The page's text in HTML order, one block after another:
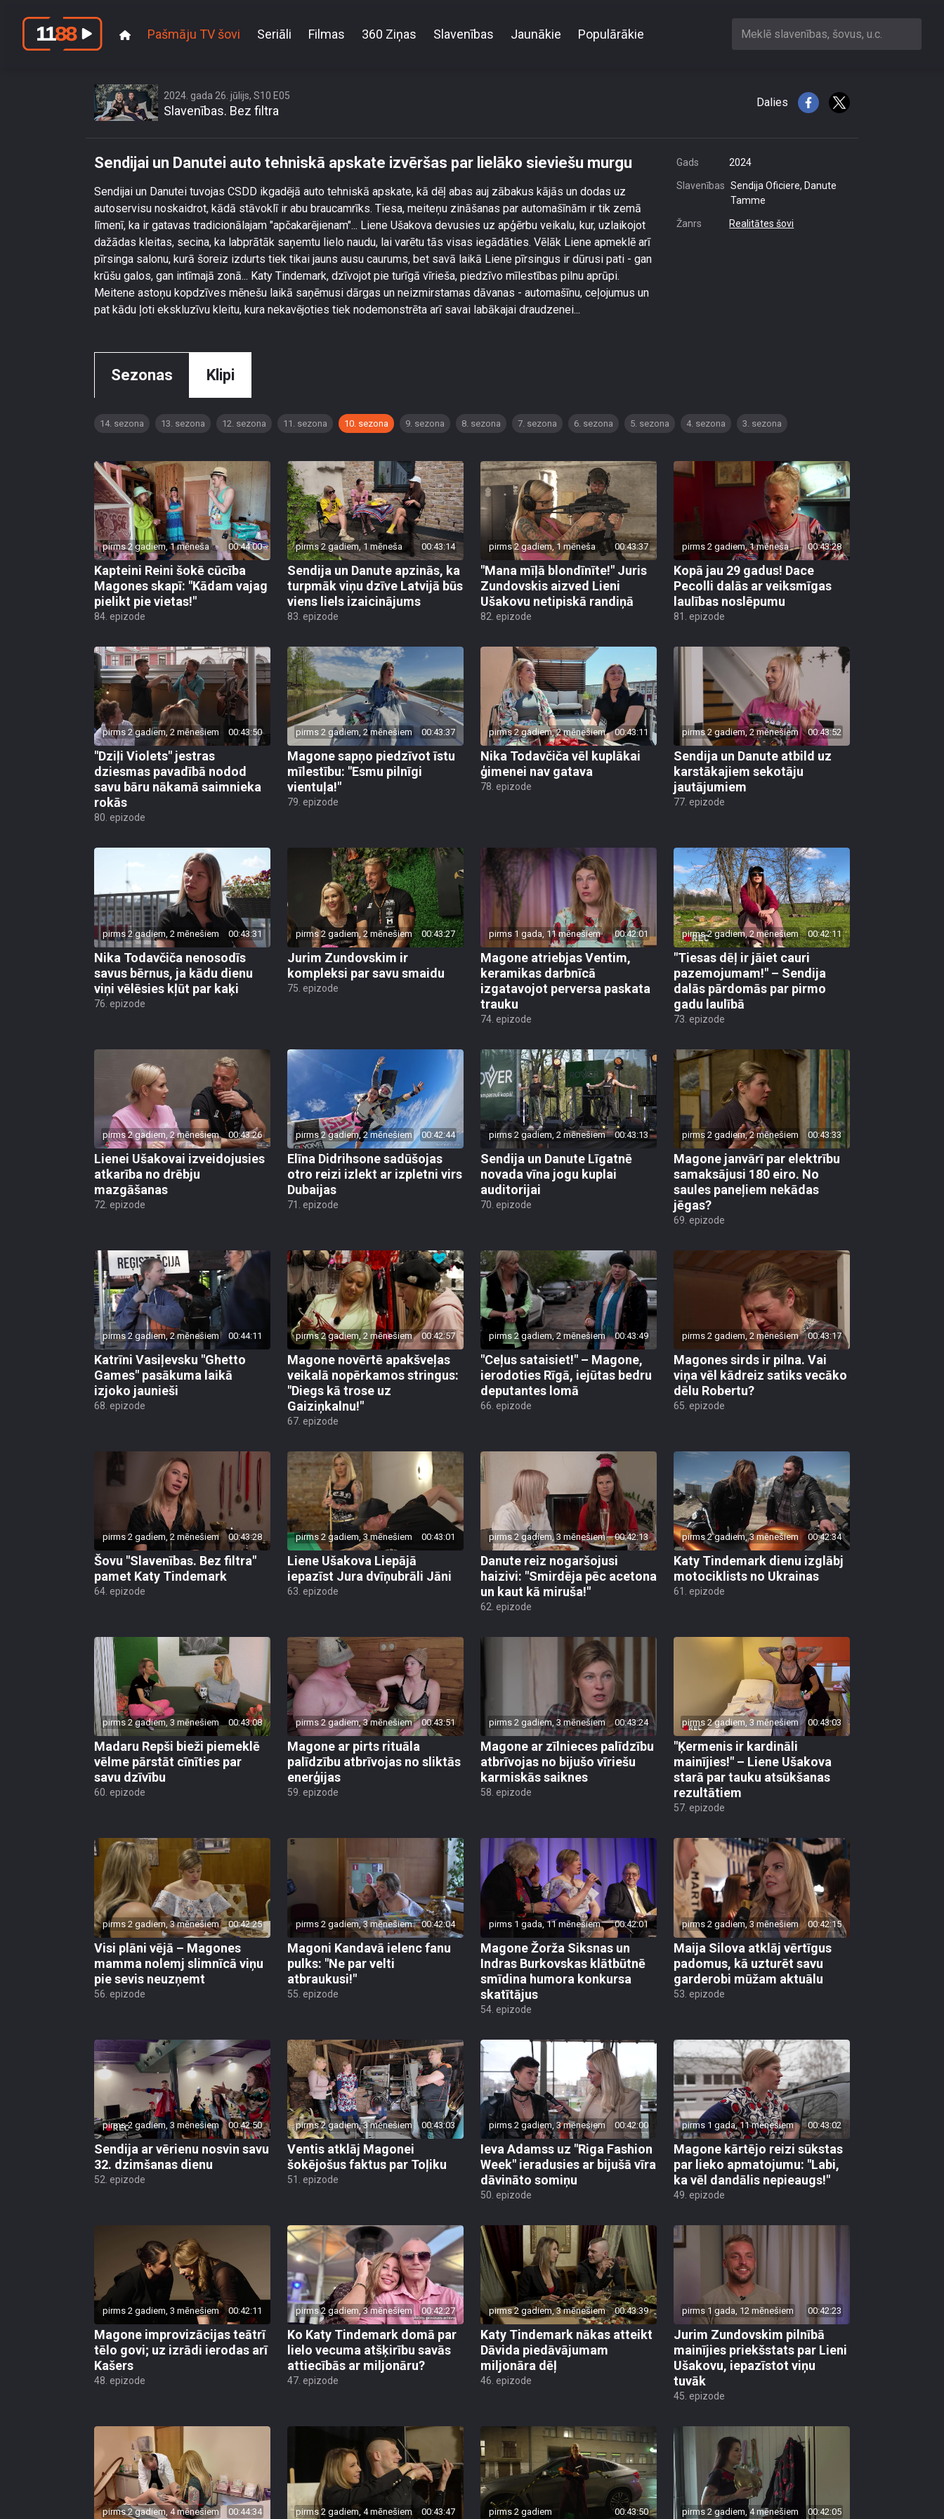
Pašmāju TV šovi Seriāli Filmas 360 Ziņas Slavenības Jaunākie Populārākie Meklē slavenības, šovus, u.c.
2024. gada 26. jūlijs, S10 E05
Slavenības. Bez filtra
Dalies
Sendijai un Danutei auto tehniskā apskate izvēršas par lielāko sieviešu murgu
Sendijai un Danutei tuvojas CSDD ikgadējā auto tehniskā apskate, kā dēļ abas auj zābakus kājās un dodas uz
autoservisu noskaidrot, kādā stāvoklī ir abu braucamrīks. Tiesa, meiteņu zināšanas par automašīnām ir tik zemā
līmenī, ka ir gatavas tradicionālajam "apčakarējienam"... Liene Ušakova devusies uz apģērbu veikalu, kur, uzlaikojot
dažādas kleitas, secina, ka labprātāk saņemtu lielo naudu, lai varētu tās visas iegādāties. Vēlāk Liene apmeklē arī
pīrsinga salonu, kurā šoreiz izdurts tiek tikai jauns ausu caurums, bet savā laikā Liene pīrsingus ir dūrusi pati - gan
krūšu galos, gan intīmajā zonā... Katy Tindemark, dzīvojot pie turīgā vīrieša, piedzīvo mīlestības pilnu aprūpi.
Meitene astoņu kopdzīves mēnešu laikā saņēmusi dārgas un neizmirstamas dāvanas - automašīnu, ceļojumus un
pat kādu ļoti ekskluzīvu kleitu, kura nekavējoties tiek nodemonstrēta arī savai labākajai draudzenei...
Gads 2024
Slavenības Sendija Oficiere, Danute
Tamme
Žanrs Realitātes šovi
Sezonas Klipi
14. sezona 13. sezona 12. sezona 11. sezona 10. sezona 9. sezona 8. sezona 7. sezona 6. sezona 5. sezona 4. sezona 3. sezona
pirms 2 gadiem, 1 mēneša 00:44:00
Kapteini Reini šokē cūcība
Magones skapī: "Kādam vajag
pielikt pie vietas!"
84. epizode
pirms 2 gadiem, 1 mēneša 00:43:14
Sendija un Danute apzinās, ka
turpmāk viņu dzīve Latvijā būs
viens liels izaicinājums
83. epizode
pirms 2 gadiem, 1 mēneša 00:43:37
"Mana mīļā blondīnīte!" Juris
Zundovskis aizved Lieni
Ušakovu netipiskā randiņā
82. epizode
pirms 2 gadiem, 1 mēneša 00:43:28
Kopā jau 29 gadus! Dace
Pecolli dalās ar veiksmīgas
laulības noslēpumu
81. epizode
pirms 2 gadiem, 2 mēnešiem 00:43:50
"Dziļi Violets" jestras
dziesmas pavadībā nodod
savu bāru nākamā saimnieka
rokās
80. epizode
pirms 2 gadiem, 2 mēnešiem 00:43:37
Magone sapņo piedzīvot īstu
mīlestību: "Esmu pilnīgi
vientuļa!"
79. epizode
pirms 2 gadiem, 2 mēnešiem 00:43:11
Nika Todavčiča vēl kuplākai
ģimenei nav gatava
78. epizode
pirms 2 gadiem, 2 mēnešiem 00:43:52
Sendija un Danute atbild uz
karstākajiem sekotāju
jautājumiem
77. epizode
pirms 2 gadiem, 2 mēnešiem 00:43:31
Nika Todavčiča nenosodīs
savus bērnus, ja kādu dienu
viņi vēlēsies kļūt par kaķi
76. epizode
pirms 2 gadiem, 2 mēnešiem 00:43:27
Jurim Zundovskim ir
kompleksi par savu smaidu
75. epizode
pirms 1 gada, 11 mēnešiem 00:42:01
Magone atriebjas Ventim,
keramikas darbnīcā
izgatavojot perversa paskata
trauku
74. epizode
pirms 2 gadiem, 2 mēnešiem 00:42:11
"Tiesas dēļ ir jāiet cauri
pazemojumam!" – Sendija
dalās pārdomās par pirmo
gadu laulībā
73. epizode
pirms 2 gadiem, 2 mēnešiem 00:43:26
Lienei Ušakovai izveidojusies
atkarība no drēbju
mazgāšanas
72. epizode
pirms 2 gadiem, 2 mēnešiem 00:42:44
Elīna Didrihsone sadūšojas
otro reizi izlekt ar izpletni virs
Dubaijas
71. epizode
pirms 2 gadiem, 2 mēnešiem 00:43:13
Sendija un Danute Līgatnē
novada vīna jogu kuplai
auditorijai
70. epizode
pirms 2 gadiem, 2 mēnešiem 00:43:33
Magone janvārī par elektrību
samaksājusi 180 eiro. No
saules paneļiem nekādas
jēgas?
69. epizode
pirms 2 gadiem, 2 mēnešiem 00:44:11
Katrīni Vasiļevsku "Ghetto
Games" pasākuma laikā
izjoko jaunieši
68. epizode
pirms 2 gadiem, 2 mēnešiem 00:42:57
Magone novērtē apakšveļas
veikalā nopērkamos stringus:
"Diegs kā trose uz
Gaiziņkalnu!"
67. epizode
pirms 2 gadiem, 2 mēnešiem 00:43:49
"Ceļus sataisiet!" – Magone,
ierodoties Rīgā, iejūtas bedru
deputantes lomā
66. epizode
pirms 2 gadiem, 2 mēnešiem 00:43:17
Magones sirds ir pilna. Vai
viņa vēl kādreiz satiks vecāko
dēlu Robertu?
65. epizode
pirms 2 gadiem, 2 mēnešiem 00:43:28
Šovu "Slavenības. Bez filtra"
pamet Katy Tindemark
64. epizode
pirms 2 gadiem, 3 mēnešiem 00:43:01
Liene Ušakova Liepājā
iepazīst Jura dvīņubrāli Jāni
63. epizode
pirms 2 gadiem, 3 mēnešiem 00:42:13
Danute reiz nogaršojusi
haizivi: "Smirdēja pēc acetona
un kaut kā miruša!"
62. epizode
pirms 2 gadiem, 3 mēnešiem 00:42:34
Katy Tindemark dienu izglābj
motociklists no Ukrainas
61. epizode
pirms 2 gadiem, 3 mēnešiem 00:43:08
Madaru Repši bieži piemeklē
vēlme pārstāt cīnīties par
savu dzīvību
60. epizode
pirms 2 gadiem, 3 mēnešiem 00:43:51
Magone ar pirts rituāla
palīdzību atbrīvojas no sliktās
enerģijas
59. epizode
pirms 2 gadiem, 3 mēnešiem 00:43:24
Magone ar zīlnieces palīdzību
atbrīvojas no bijušo vīriešu
karmiskās saiknes
58. epizode
pirms 2 gadiem, 3 mēnešiem 00:43:03
"Ķermenis ir kardināli
mainījies!" – Liene Ušakova
starā par tauku atsūkšanas
rezultātiem
57. epizode
pirms 2 gadiem, 3 mēnešiem 00:42:25
Visi plāni vējā – Magones
mamma nolemj slimnīcā viņu
pie sevis neuzņemt
56. epizode
pirms 2 gadiem, 3 mēnešiem 00:42:04
Magoni Kandavā ielenc fanu
pulks: "Ne par velti
atbraukusi!"
55. epizode
pirms 1 gada, 11 mēnešiem 00:42:01
Magone Žorža Siksnas un
Indras Burkovskas klātbūtnē
smīdina humora konkursa
skatītājus
54. epizode
pirms 2 gadiem, 3 mēnešiem 00:42:15
Maija Silova atklāj vērtīgus
padomus, kā uzturēt savu
garderobi mūžam aktuālu
53. epizode
pirms 2 gadiem, 3 mēnešiem 00:42:50
Sendija ar vērienu nosvin savu
32. dzimšanas dienu
52. epizode
pirms 2 gadiem, 3 mēnešiem 00:43:03
Ventis atklāj Magonei
šokējošus faktus par Toļiku
51. epizode
pirms 2 gadiem, 3 mēnešiem 00:42:00
Ieva Adamss uz "Riga Fashion
Week" ieradusies ar bijušā vīra
dāvināto somiņu
50. epizode
pirms 1 gada, 11 mēnešiem 00:43:02
Magone kārtējo reizi sūkstas
par lieko apmatojumu: "Labi,
ka vēl dandālis nepieaugs!"
49. epizode
pirms 2 gadiem, 3 mēnešiem 00:42:11
Magone improvizācijas teātrī
tēlo govi; uz izrādi ierodas arī
Kašers
48. epizode
pirms 2 gadiem, 3 mēnešiem 00:42:27
Ko Katy Tindemark domā par
lielo vecuma atšķirību savās
attiecībās ar miljonāru?
47. epizode
pirms 2 gadiem, 3 mēnešiem 00:43:39
Katy Tindemark nākas atteikt
Dāvida piedāvājumam
miljonāra dēļ
46. epizode
pirms 1 gada, 12 mēnešiem 00:42:23
Jurim Zundovskim pilnībā
mainījies priekšstats par Lieni
Ušakovu, iepazīstot viņu
tuvāk
45. epizode
pirms 2 gadiem, 4 mēnešiem 00:44:34 pirms 2 gadiem, 4 mēnešiem 00:43:47 pirms 2 gadiem 00:43:50 pirms 2 gadiem, 4 mēnešiem 00:42:05